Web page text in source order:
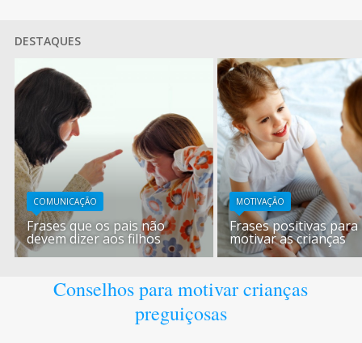
DESTAQUES
COMUNICAÇÃO
Frases que os pais não
devem dizer aos filhos
MOTIVAÇÃO
Frases positivas para
motivar as crianças
Conselhos para motivar crianças
preguiçosas